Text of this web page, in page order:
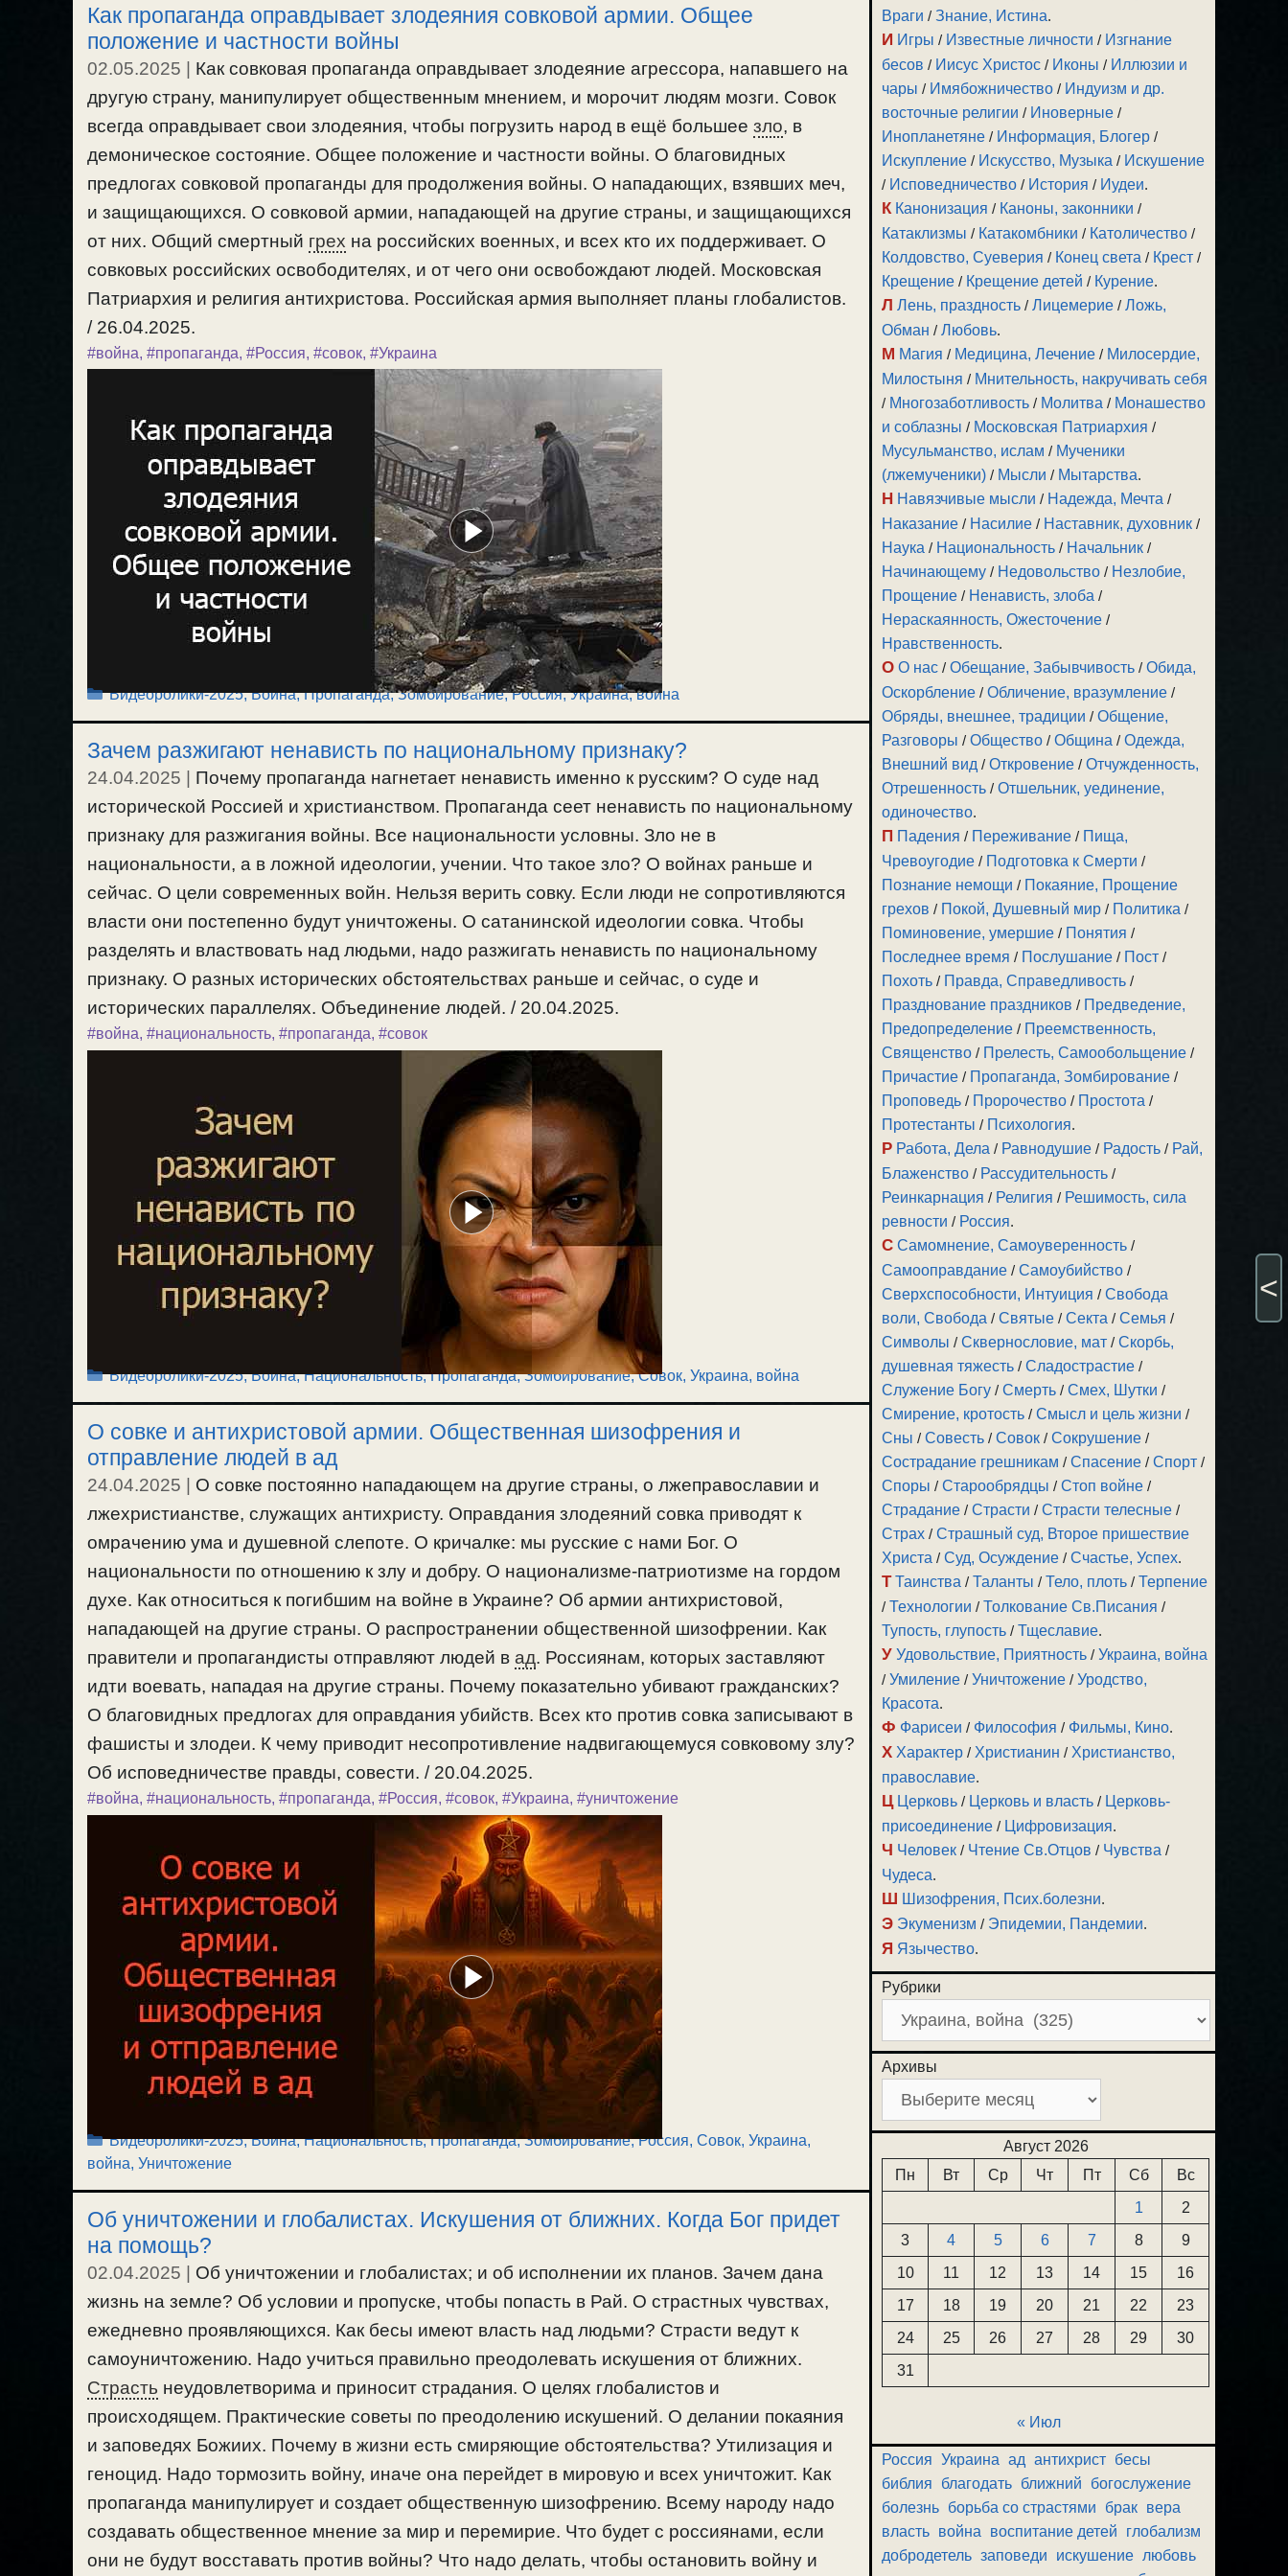
Как пропаганда оправдывает злодеяния совковой армии. Общее
положение и частности войны
02.05.2025 | Как совковая пропаганда оправдывает злодеяние агрессора, напавшего на
другую страну, манипулирует общественным мнением, и морочит людям мозги. Совок
всегда оправдывает свои злодеяния, чтобы погрузить народ в ещё большее зло, в
демоническое состояние. Общее положение и частности войны. О благовидных
предлогах совковой пропаганды для продолжения войны. О нападающих, взявших меч,
и защищающихся. О совковой армии, нападающей на другие страны, и защищающихся
от них. Общий смертный грех на российских военных, и всех кто их поддерживает. О
совковых российских освободителях, и от чего они освобождают людей. Московская
Патриархия и религия антихристова. Российская армия выполняет планы глобалистов.
/ 26.04.2025.
#война, #пропаганда, #Россия, #совок, #Украина
Рубрики
Видеоролики-2025,Война,Пропаганда, Зомбирование,Россия,Украина, война
Зачем разжигают ненависть по национальному признаку?
24.04.2025
Почему пропаганда нагнетает ненависть именно к русским? О суде над
исторической Россией и христианством. Пропаганда сеет ненависть по национальному
признаку для разжигания войны. Все национальности условны. Зло не в
национальности, а в ложной идеологии, учении. Что такое зло? О войнах раньше и
сейчас. О цели современных войн. Нельзя верить совку. Если люди не сопротивляются
власти они постепенно будут уничтожены. О сатанинской идеологии совка. Чтобы
разделять и властвовать над людьми, надо разжигать ненависть по национальному
признаку. О разных исторических обстоятельствах раньше и сейчас, о суде и
исторических параллелях. Объединение людей. / 20.04.2025.
#война, #национальность, #пропаганда, #совок
Рубрики
Видеоролики-2025,Война,Национальность,Пропаганда, Зомбирование,Совок, Украина, война
О совке и антихристовой армии. Общественная шизофрения и
отправление людей в ад
24.04.2025
О совке постоянно нападающем на другие страны, о лжеправославии и
лжехристианстве, служащих антихристу. Оправдания злодеяний совка приводят к
омрачению ума и душевной слепоте. О кричалке: мы русские с нами Бог. О
национальности по отношению к злу и добру. О национализме-патриотизме на гордом
духе. Как относиться к погибшим на войне в Украине? Об армии антихристовой,
нападающей на другие страны. О распространении общественной шизофрении. Как
правители и пропагандисты отправляют людей в ад. Россиянам, которых заставляют
идти воевать, нападая на другие страны. Почему показательно убивают гражданских?
О благовидных предлогах для оправдания убийств. Всех кто против совка записывают в
фашисты и злодеи. К чему приводит несопротивление надвигающемуся совковому злу?
Об исповедничестве правды, совести. / 20.04.2025.
#война, #национальность, #пропаганда, #Россия, #совок, #Украина, #уничтожение
Рубрики
Видеоролики-2025,Война,Национальность,Пропаганда, Зомбирование,Россия, Совок, Украина,
война, Уничтожение
Об уничтожении и глобалистах. Искушения от ближних. Когда Бог придет
на помощь?
02.04.2025 | Об уничтожении и глобалистах; и об исполнении их планов. Зачем дана
жизнь на земле? Об условии и пропуске, чтобы попасть в Рай. О страстных чувствах,
ежедневно проявляющихся. Как бесы имеют власть над людьми? Страсти ведут к
самоуничтожению. Надо учиться правильно преодолевать искушения от ближних.
Страсть неудовлетворима и приносит страдания. О целях глобалистов и
происходящем. Практические советы по преодолению искушений. О делании покаяния
и заповедях Божиих. Почему в жизни есть смиряющие обстоятельства? Утилизация и
геноцид. Надо тормозить войну, иначе она перейдет в мировую и всех уничтожит. Как
пропаганда манипулирует и создает общественную шизофрению. Всему народу надо
создавать общественное мнение за мир и перемирие. Что будет с россиянами, если
они не будут восставать против войны? Что надо делать, чтобы остановить войну и
Враги /Знание, Истина.
И Игры / Известные личности / Изгнание
бесов / Иисус Христос / Иконы / Иллюзии и
чары / Имябожничество / Индуизм и др.
восточные религии / Иноверные /
Инопланетяне / Информация, Блогер /
Искупление / Искусство, Музыка / Искушение
/ Исповедничество / История / Иудеи.
К Канонизация / Каноны, законники /
Катаклизмы / Катакомбники / Католичество /
Колдовство, Суеверия / Конец света / Крест /
Крещение / Крещение детей / Курение.
Л Лень, праздность /Лицемерие /Ложь,
Обман /Любовь.
М Магия / Медицина, Лечение / Милосердие,
Милостыня / Мнительность, накручивать себя
/ Многозаботливость / Молитва / Монашество
и соблазны / Московская Патриархия /
Мусульманство, ислам / Мученики
(лжемученики) / Мысли / Мытарства.
Н Навязчивые мысли / Надежда, Мечта /
Наказание / Насилие / Наставник, духовник /
Наука / Национальность / Начальник /
Начинающему / Недовольство / Незлобие,
Прощение / Ненависть, злоба /
Нераскаянность, Ожесточение /
Нравственность.
О О нас /Обещание, Забывчивость /Обида,
Оскорбление /Обличение, вразумление /
Обряды, внешнее, традиции /Общение,
Разговоры /Общество /Община /Одежда,
Внешний вид /Откровение /Отчужденность,
Отрешенность /Отшельник, уединение,
одиночество.
П Падения / Переживание / Пища,
Чревоугодие / Подготовка к Смерти /
Познание немощи / Покаяние, Прощение
грехов / Покой, Душевный мир / Политика /
Поминовение, умершие / Понятия /
Последнее время / Послушание / Пост /
Похоть / Правда, Справедливость /
Празднование праздников / Предведение,
Предопределение / Преемственность,
Священство / Прелесть, Самообольщение /
Причастие / Пропаганда, Зомбирование /
Проповедь / Пророчество / Простота /
Протестанты / Психология.
Р Работа, Дела / Равнодушие / Радость / Рай,
Блаженство / Рассудительность /
Реинкарнация / Религия / Решимость, сила
ревности / Россия.
С Самомнение, Самоуверенность /
Самооправдание /Самоубийство /
Сверхспособности, Интуиция /Свобода
воли, Свобода /Святые /Секта /Семья /
Символы /Сквернословие, мат /Скорбь,
душевная тяжесть /Сладострастие /
Служение Богу /Смерть /Смех, Шутки /
Смирение, кротость /Смысл и цель жизни /
Сны /Совесть /Совок /Сокрушение /
Сострадание грешникам /Спасение /Спорт /
Споры /Старообрядцы /Стоп войне /
Страдание /Страсти /Страсти телесные /
Страх /Страшный суд, Второе пришествие
Христа /Суд, Осуждение /Счастье, Успех.
Т Таинства /Таланты /Тело, плоть /Терпение
/Технологии /Толкование Св.Писания /
Тупость, глупость /Тщеславие.
У Удовольствие, Приятность /Украина, война
/Умиление /Уничтожение /Уродство,
Красота.
Ф Фарисеи / Философия / Фильмы, Кино.
Х Характер / Христианин / Христианство,
православие.
Ц Церковь / Церковь и власть / Церковь-
присоединение / Цифровизация.
Ч Человек / Чтение Св.Отцов / Чувства /
Чудеса.
Ш Шизофрения, Псих.болезни.
Э Экуменизм / Эпидемии, Пандемии.
Я Язычество.
Рубрики
Архивы
Август 2026
Пн
Вт Ср Чт Пт Сб
Вс
1
2
3
4 5 6 7 8
9
10
11 12 13 14 15
16
17
18 19 20 21 22
23
24
25 26 27 28 29
30
31
« Июл
Россия Украина ад антихрист бесы
библия
благодать ближний
богослужение
болезнь борьба со страстями брак вера
власть война воспитание детей
глобализм
добродетель заповеди искушение любовь
<